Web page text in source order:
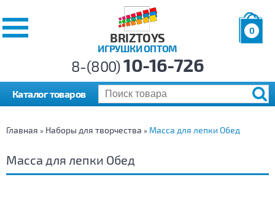
BRIZTOYS
ИГРУШКИ ОПТОМ
0
р.
8-(800)10-16-726
Каталог товаров
Главная » Наборы для творчества » Масса для лепки Обед
Масса для лепки Обед